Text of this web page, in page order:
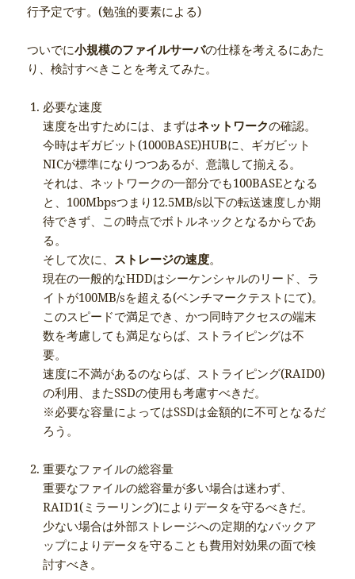
行予定です。(勉強的要素による)
ついでに小規模のファイルサーバの仕様を考えるにあた
り、検討すべきことを考えてみた。
必要な速度
速度を出すためには、まずはネットワークの確認。
今時はギガビット(1000BASE)HUBに、ギガビット
NICが標準になりつつあるが、意識して揃える。
それは、ネットワークの一部分でも100BASEとなる
と、100Mbpsつまり12.5MB/s以下の転送速度しか期
待できず、この時点でボトルネックとなるからであ
る。
そして次に、 ストレージの速度。
現在の一般的なHDDはシーケンシャルのリード、ラ
イトが100MB/sを超える(ベンチマークテストにて)。
このスピードで満足でき、かつ同時アクセスの端末
数を考慮しても満足ならば、ストライピングは不
要。
速度に不満があるのならば、ストライピング(RAID0)
の利用、またSSDの使用も考慮すべきだ。
※必要な容量によってはSSDは金額的に不可となるだ
ろう。
重要なファイルの総容量
重要なファイルの総容量が多い場合は迷わず、
RAID1(ミラーリング)によりデータを守るべきだ。
少ない場合は外部ストレージへの定期的なバックア
ップによりデータを守ることも費用対効果の面で検
討すべき。